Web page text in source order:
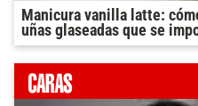
Manicura vanilla latte:
uñas glaseadas que se